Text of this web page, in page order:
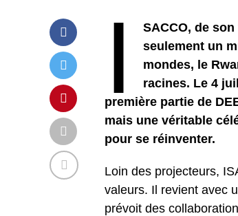
I
SACCO, de
seulement un
mondes, le
racines. Le 4
première partie de
mais une véritable
pour se réinventer.
Loin des projecteurs,
valeurs. Il revient avec
prévoit des